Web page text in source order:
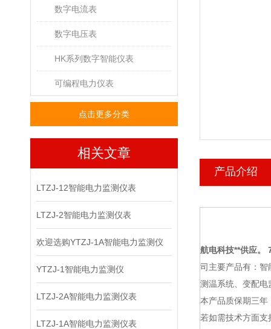
数字电流表
数字电压表
HK系列数字智能仪表
可编程电力仪表
点击更多分类
相关文章
LTZJ-12智能电力监测仪表
LTZJ-2智能电力监测仪表
欢迎选购YTZJ-1A智能电力监测仪
YTZJ-1智能电力监测仪
LTZJ-2A智能电力监测仪表
LTZJ-1A智能电力监测仪表
产品介绍
航电科技**供应。
司主要产品有：智
测温系统、变配电
本产品质保期三年
若如需技术方面